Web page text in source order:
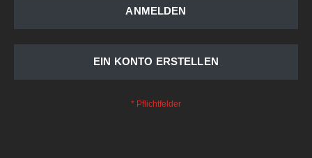
ANMELDEN
EIN KONTO ERSTELLEN